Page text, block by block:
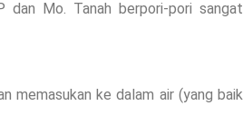
dan Mo. Tanah berpori-pori sangat
memasukan ke dalam air (yang baik